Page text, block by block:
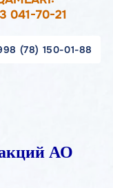
041-70-21
(78) 150-01-88
АО